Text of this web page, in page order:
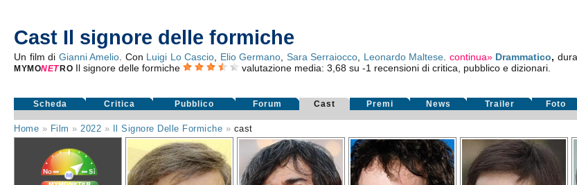
Cast Il signore delle formiche
Un film di Gianni Amelio . Con Luigi Lo Cascio Elio Germano Sara Serraiocco Leonardo Maltese continua» Drammatico,
MYMONET RO Il signore delle formiche valutazione media: 3,68 su -1 recensioni di critica, pubblico e dizionari.
Scheda Critica Pubblico Forum Cast Premi News Trailer Foto
Home » Film » 2022 » Il Signore Delle Formiche » cast